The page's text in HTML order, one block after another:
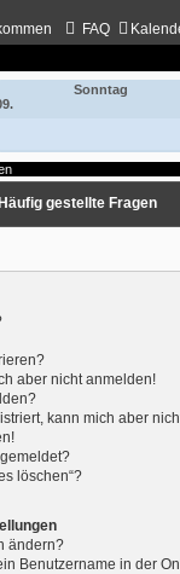
FAQ
Sonntag
Häufig gestellte Fragen
aber nicht anmelden!
kann mich aber
löschen“?
ändern?
Benutzername in der